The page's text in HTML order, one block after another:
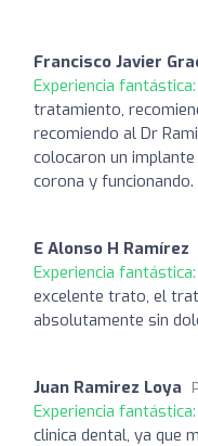
Francisco Javier
Experiencia fantástica:
tratamiento,
recomiendo al Dr
colocaron un
corona y funcionando.
E Alonso H Ramírez
Experiencia fantástica:
excelente trato, el
absolutamente sin
Juan Ramirez Loya
Experiencia fantástica:
clinica dental, ya que